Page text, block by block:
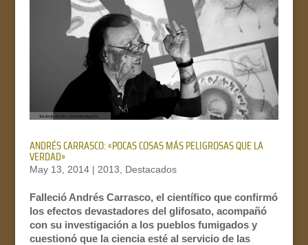
ANDRÉS CARRASCO: «POCAS COSAS MÁS PELIGROSAS QUE LA
VERDAD»
May 13, 2014| 2013 Destacados
Falleció Andrés Carrasco, el científico que confirmó
los efectos devastadores del glifosato, acompañó
con su investigación a los pueblos fumigados y
cuestionó que la ciencia esté al servicio de las